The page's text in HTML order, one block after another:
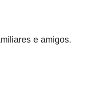
e amigos.